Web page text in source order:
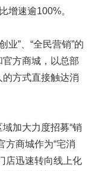
增速逾100%。
业”、“全民营销”的
方商城，以总部
方式直接触达消
加大力度招募“销
方商城作为“宅消
店迅速转向线上化